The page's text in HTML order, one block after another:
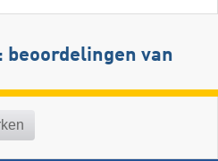
beoordelingen van